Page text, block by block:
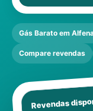
Gás Barato em
Compare revendas
Revendas